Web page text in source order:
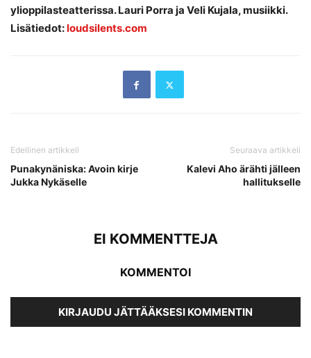
ylioppilasteatterissa. Lauri Porra ja Veli Kujala, musiikki.
Lisätiedot:loudsilents.com
Edellinen artikkeli
Punakynäniska: Avoin kirje
Jukka Nykäselle
Seuraava artikkeli
Kalevi Aho ärähti jälleen
hallitukselle
EI KOMMENTTEJA
KOMMENTOI
KIRJAUDU JÄTTÄÄKSESI KOMMENTIN